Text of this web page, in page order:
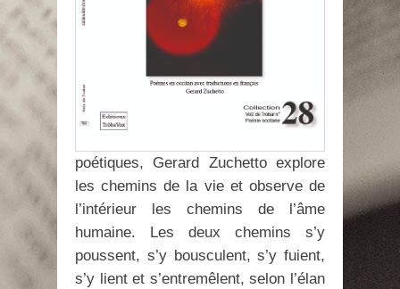
poétiques, Gerard Zuchetto explore
les chemins de la vie et observe de
l’intérieur les chemins de l’âme
humaine. Les deux chemins s’y
poussent, s’y bousculent, s’y fuient,
s’y lient et s’entremêlent, selon l’élan